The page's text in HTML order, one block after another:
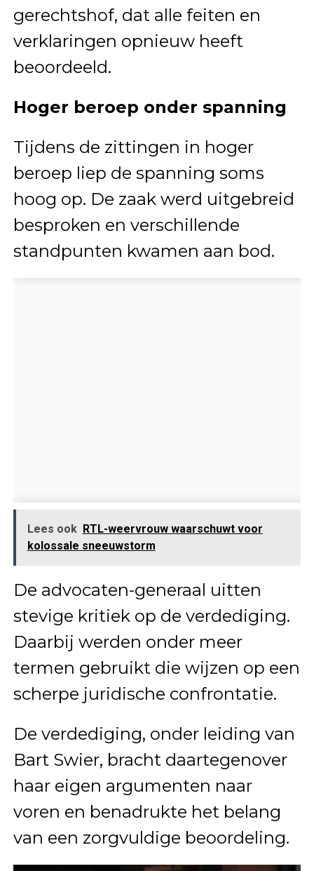
gerechtshof, dat alle feiten en
verklaringen opnieuw heeft
beoordeeld.
Hoger beroep onder spanning
Tijdens de zittingen in hoger
beroep liep de spanning soms
hoog op. De zaak werd uitgebreid
besproken en verschillende
standpunten kwamen aan bod.
Lees ook RTL-weervrouw waarschuwt voor
kolossale sneeuwstorm
De advocaten-generaal uitten
stevige kritiek op de verdediging.
Daarbij werden onder meer
termen gebruikt die wijzen op een
scherpe juridische confrontatie.
De verdediging, onder leiding van
Bart Swier, bracht daartegenover
haar eigen argumenten naar
voren en benadrukte het belang
van een zorgvuldige beoordeling.